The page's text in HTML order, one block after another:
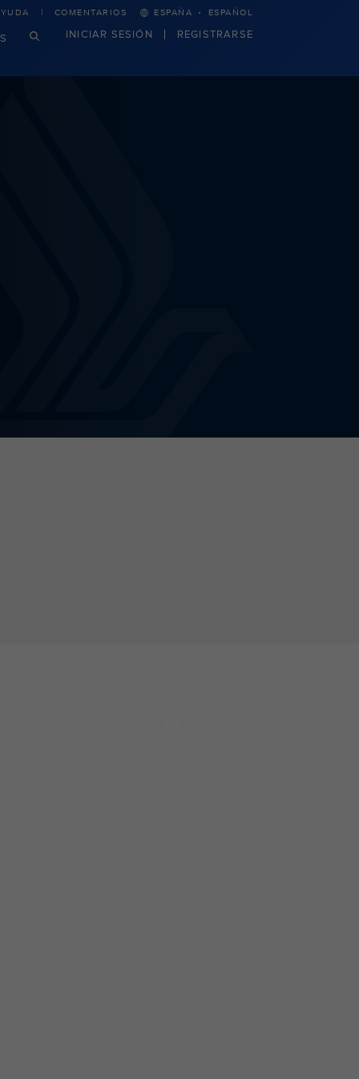
COMENTARIOS ESPAÑA · ESPAÑOL
INICIAR SESIÓN REGISTRARSE